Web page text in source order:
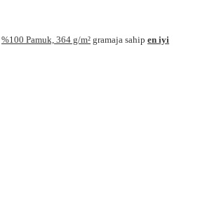
%100 Pamuk, 364 g/m² gramaja sahip en iyi